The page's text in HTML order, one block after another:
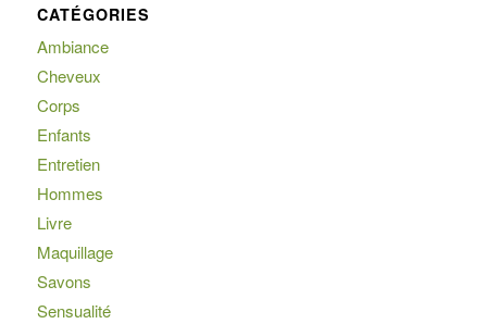
CATÉGORIES
Ambiance
Cheveux
Corps
Enfants
Entretien
Hommes
Livre
Maquillage
Savons
Sensualité